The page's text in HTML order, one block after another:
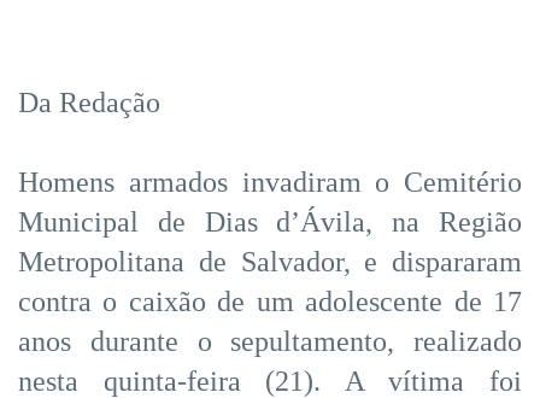
Da Redação
Homens armados invadiram o Cemitério
Municipal de Dias d’Ávila, na Região
Metropolitana de Salvador, e dispararam
contra o caixão de um adolescente de 17
anos durante o sepultamento, realizado
nesta quinta-feira (21). A vítima foi